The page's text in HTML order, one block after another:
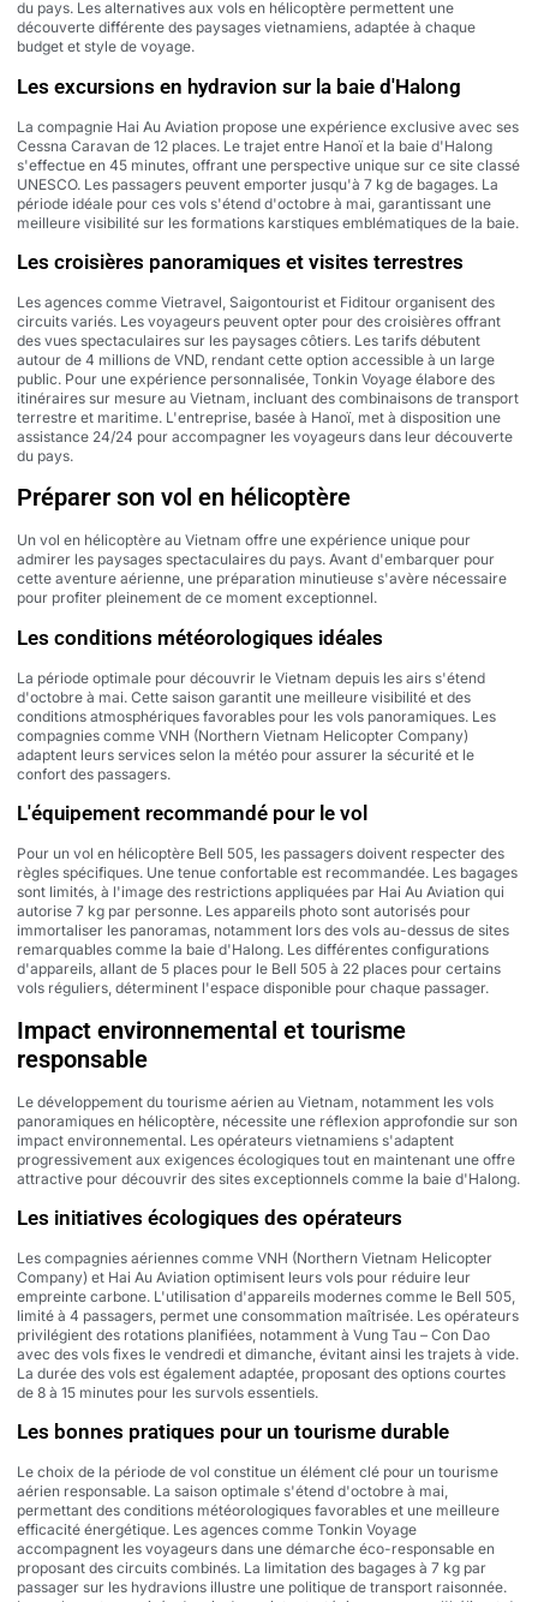
du pays. Les alternatives aux vols en hélicoptère permettent une
découverte différente des paysages vietnamiens, adaptée à chaque
budget et style de voyage.
Les excursions en hydravion sur la baie d'Halong
La compagnie Hai Au Aviation propose une expérience exclusive avec ses
Cessna Caravan de 12 places. Le trajet entre Hanoï et la baie d'Halong
s'effectue en 45 minutes, offrant une perspective unique sur ce site classé
UNESCO. Les passagers peuvent emporter jusqu'à 7 kg de bagages. La
période idéale pour ces vols s'étend d'octobre à mai, garantissant une
meilleure visibilité sur les formations karstiques emblématiques de la baie.
Les croisières panoramiques et visites terrestres
Les agences comme Vietravel, Saigontourist et Fiditour organisent des
circuits variés. Les voyageurs peuvent opter pour des croisières offrant
des vues spectaculaires sur les paysages côtiers. Les tarifs débutent
autour de 4 millions de VND, rendant cette option accessible à un large
public. Pour une expérience personnalisée, Tonkin Voyage élabore des
itinéraires sur mesure au Vietnam, incluant des combinaisons de transport
terrestre et maritime. L'entreprise, basée à Hanoï, met à disposition une
assistance 24/24 pour accompagner les voyageurs dans leur découverte
du pays.
Préparer son vol en hélicoptère
Un vol en hélicoptère au Vietnam offre une expérience unique pour
admirer les paysages spectaculaires du pays. Avant d'embarquer pour
cette aventure aérienne, une préparation minutieuse s'avère nécessaire
pour profiter pleinement de ce moment exceptionnel.
Les conditions météorologiques idéales
La période optimale pour découvrir le Vietnam depuis les airs s'étend
d'octobre à mai. Cette saison garantit une meilleure visibilité et des
conditions atmosphériques favorables pour les vols panoramiques. Les
compagnies comme VNH (Northern Vietnam Helicopter Company)
adaptent leurs services selon la météo pour assurer la sécurité et le
confort des passagers.
L'équipement recommandé pour le vol
Pour un vol en hélicoptère Bell 505, les passagers doivent respecter des
règles spécifiques. Une tenue confortable est recommandée. Les bagages
sont limités, à l'image des restrictions appliquées par Hai Au Aviation qui
autorise 7 kg par personne. Les appareils photo sont autorisés pour
immortaliser les panoramas, notamment lors des vols au-dessus de sites
remarquables comme la baie d'Halong. Les différentes configurations
d'appareils, allant de 5 places pour le Bell 505 à 22 places pour certains
vols réguliers, déterminent l'espace disponible pour chaque passager.
Impact environnemental et tourisme
responsable
Le développement du tourisme aérien au Vietnam, notamment les vols
panoramiques en hélicoptère, nécessite une réflexion approfondie sur son
impact environnemental. Les opérateurs vietnamiens s'adaptent
progressivement aux exigences écologiques tout en maintenant une offre
attractive pour découvrir des sites exceptionnels comme la baie d'Halong.
Les initiatives écologiques des opérateurs
Les compagnies aériennes comme VNH (Northern Vietnam Helicopter
Company) et Hai Au Aviation optimisent leurs vols pour réduire leur
empreinte carbone. L'utilisation d'appareils modernes comme le Bell 505,
limité à 4 passagers, permet une consommation maîtrisée. Les opérateurs
privilégient des rotations planifiées, notamment à Vung Tau – Con Dao
avec des vols fixes le vendredi et dimanche, évitant ainsi les trajets à vide.
La durée des vols est également adaptée, proposant des options courtes
de 8 à 15 minutes pour les survols essentiels.
Les bonnes pratiques pour un tourisme durable
Le choix de la période de vol constitue un élément clé pour un tourisme
aérien responsable. La saison optimale s'étend d'octobre à mai,
permettant des conditions météorologiques favorables et une meilleure
efficacité énergétique. Les agences comme Tonkin Voyage
accompagnent les voyageurs dans une démarche éco-responsable en
proposant des circuits combinés. La limitation des bagages à 7 kg par
passager sur les hydravions illustre une politique de transport raisonnée.